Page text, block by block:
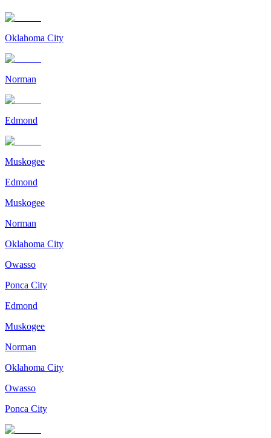
Oklahoma City
Norman
Edmond
Muskogee
Edmond
Muskogee
Norman
Oklahoma City
Owasso
Ponca City
Edmond
Muskogee
Norman
Oklahoma City
Owasso
Ponca City